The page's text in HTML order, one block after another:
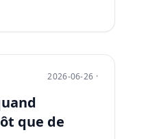
2026-06-26 ·
que de